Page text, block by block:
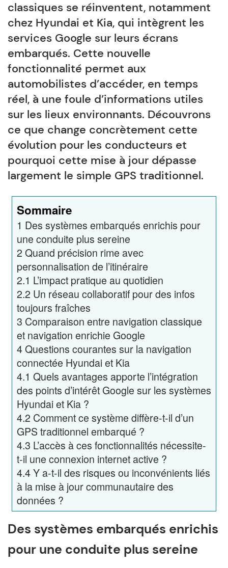
classiques se réinventent, notamment
chez Hyundai et Kia, qui intègrent les
services Google sur leurs écrans
embarqués. Cette nouvelle
fonctionnalité permet aux
automobilistes d’accéder, en temps
réel, à une foule d’informations utiles
sur les lieux environnants. Découvrons
ce que change concrètement cette
évolution pour les conducteurs et
pourquoi cette mise à jour dépasse
largement le simple GPS traditionnel.
Sommaire
1 Des systèmes embarqués enrichis pour
une conduite plus sereine
2 Quand précision rime avec
personnalisation de l’itinéraire
2.1 L’impact pratique au quotidien
2.2 Un réseau collaboratif pour des infos
toujours fraîches
3 Comparaison entre navigation classique
et navigation enrichie Google
4Questions courantes sur la navigation
connectée Hyundai et Kia
4.1 Quels avantages apporte l’intégration
des points d’intérêt Google sur les systèmes
Hyundai et Kia ?
4.2 Comment ce système diffère-t-il d’un
GPS traditionnel embarqué ?
4.3 L’accès à ces fonctionnalités nécessite-
t-il une connexion internet active ?
4.4Y a-t-il des risques ou inconvénients liés
à la mise à jour communautaire des
données ?
Des systèmes embarqués enrichis
pour une conduite plus sereine